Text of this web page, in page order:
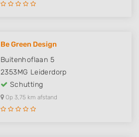
Be Green Design
Buitenhoflaan 5
2353MG Leiderdorp
Schutting
Op 3,75 km afstand